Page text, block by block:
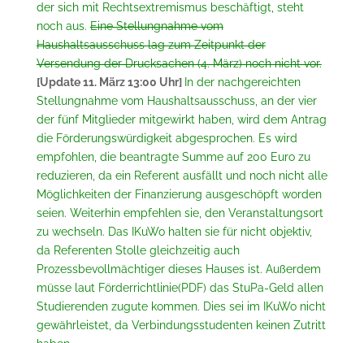
der sich mit Rechtsextremismus beschäftigt, steht
noch aus.Eine Stellungnahme vom
Haushaltsausschuss lag zum Zeitpunkt der
Versendung der Drucksachen (4. März) noch nicht vor.
[Update 11. März 13:00 Uhr] In der nachgereichten
Stellungnahme vom Haushaltsausschuss, an der vier
der fünf Mitglieder mitgewirkt haben, wird dem Antrag
die Förderungswürdigkeit abgesprochen. Es wird
empfohlen, die beantragte Summe auf 200 Euro zu
reduzieren, da ein Referent ausfällt und noch nicht alle
Möglichkeiten der Finanzierung ausgeschöpft worden
seien. Weiterhin empfehlen sie, den Veranstaltungsort
zu wechseln. Das IKuWo halten sie für nicht objektiv,
da Referenten Stolle gleichzeitig auch
Prozessbevollmächtiger dieses Hauses ist. Außerdem
müsse laut Förderrichtlinie(PDF) das StuPa-Geld allen
Studierenden zugute kommen. Dies sei im IKuWo nicht
gewährleistet, da Verbindungsstudenten keinen Zutritt